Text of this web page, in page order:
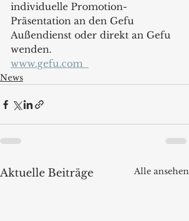
individuelle Promotion-
Präsentation an den Gefu
Außendienst oder direkt an Gefu
wenden.
www.gefu.com
News
Aktuelle Beiträge Alle ansehen